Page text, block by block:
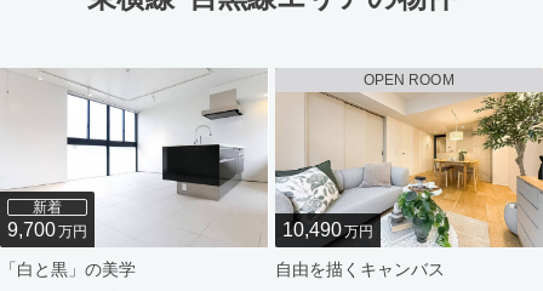
新着
9,700万円
「白と黒」の美学
OPEN ROOM
10,490万円
自由を描くキャンバス